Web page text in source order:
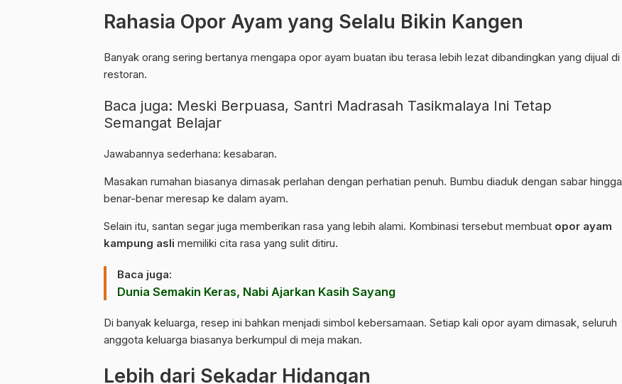
Rahasia Opor Ayam yang Selalu Bikin Kangen
Banyak orang sering bertanya mengapa opor ayam buatan ibu terasa lebih lezat dibandingkan yang dijual di
restoran.
Baca juga: Meski Berpuasa, Santri Madrasah Tasikmalaya Ini Tetap
Semangat Belajar
Jawabannya sederhana: kesabaran.
Masakan rumahan biasanya dimasak perlahan dengan perhatian penuh. Bumbu diaduk dengan sabar hingga
benar-benar meresap ke dalam ayam.
Selain itu, santan segar juga memberikan rasa yang lebih alami. Kombinasi tersebut membuat opor ayam
kampung asli memiliki cita rasa yang sulit ditiru.
Baca juga:
Dunia Semakin Keras, Nabi Ajarkan Kasih Sayang
Di banyak keluarga, resep ini bahkan menjadi simbol kebersamaan. Setiap kali opor ayam dimasak, seluruh
anggota keluarga biasanya berkumpul di meja makan.
Lebih dari Sekadar Hidangan